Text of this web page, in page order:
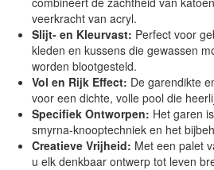
veerkracht van acryl.
Slijt- en Kleurvast: Perfect voor
kleden en kussens die gewassen
worden blootgesteld.
Vol en Rijk Effect: De garendikte
voor een dichte, volle pool die
Specifiek Ontworpen: Het garen
smyrna-knooptechniek en het
Creatieve Vrijheid: Met een palet
u elk denkbaar ontwerp tot leven